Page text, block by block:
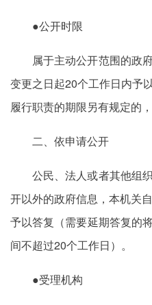
●公开时限
属于主动公开范围的政
变更之日起20个工作日内予
履行职责的期限另有规定的，
二、依申请公开
公民、法人或者其他组
开以外的政府信息，本机关
予以答复（需要延期答复的
间不超过20个工作日）。
●受理机构